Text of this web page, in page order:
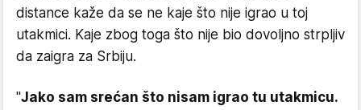
distance kaže da se ne kaje što nije igrao u toj
utakmici. Kaje zbog toga što nije bio dovoljno strpljiv
da zaigra za Srbiju.
"Jako sam srećan što nisam igrao tu utakmicu.